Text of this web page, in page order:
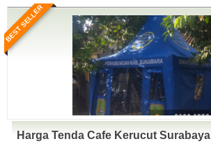
BEST SELLER
Harga Tenda Cafe Kerucut Surabaya